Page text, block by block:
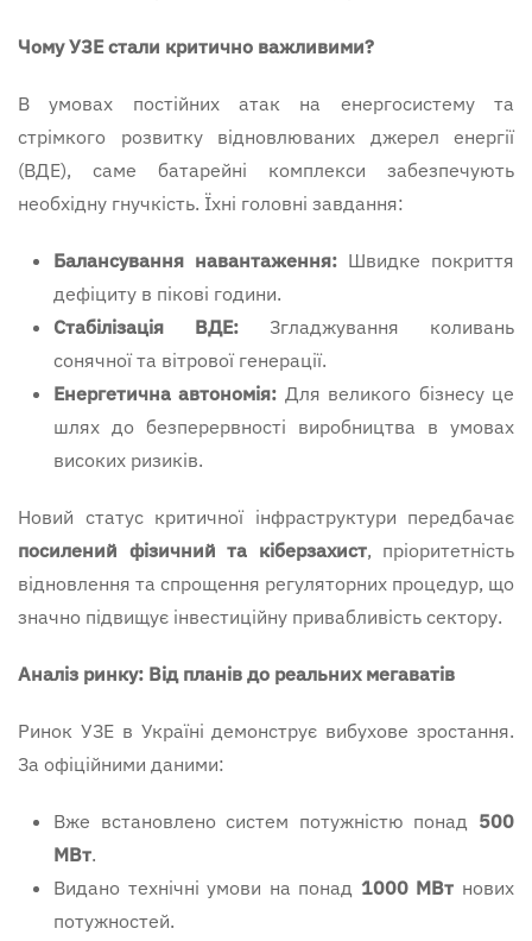
Чому УЗЕ стали критично важливими?
В умовах постійних атак на енергосистему та
стрімкого розвитку відновлюваних джерел енергії
(ВДЕ), саме батарейні комплекси забезпечують
необхідну гнучкість. Їхні головні завдання:
Балансування навантаження: Швидке покриття
дефіциту в пікові години.
Стабілізація ВДЕ: Згладжування коливань
сонячної та вітрової генерації.
Енергетична автономія: Для великого бізнесу це
шлях до безперервності виробництва в умовах
високих ризиків.
Новий статус критичної інфраструктури передбачає
посилений фізичний та кіберзахист, пріоритетність
відновлення та спрощення регуляторних процедур, що
значно підвищує інвестиційну привабливість сектору.
Аналіз ринку: Від планів до реальних мегаватів
Ринок УЗЕ в Україні демонструє вибухове зростання.
За офіційними даними:
Вже встановлено систем потужністю понад 500
МВт.
Видано технічні умови на понад 1000 МВт нових
потужностей.